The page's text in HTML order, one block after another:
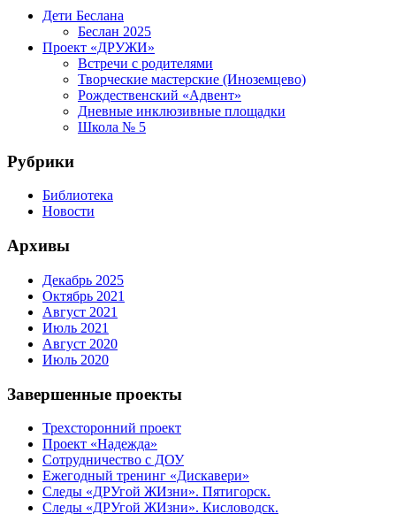
Дети Беслана
Беслан 2025
Проект «ДРУЖИ»
Встречи с родителями
Творческие мастерские (Иноземцево)
Рождественский «Адвент»
Дневные инклюзивные площадки
Школа № 5
Рубрики
Библиотека
Новости
Архивы
Декабрь 2025
Октябрь 2021
Август 2021
Июль 2021
Август 2020
Июль 2020
Завершенные проекты
Трехсторонний проект
Проект «Надежда»
Сотрудничество с ДОУ
Ежегодный тренинг «Дискавери»
Следы «ДРУгой ЖИзни». Пятигорск.
Следы «ДРУгой ЖИзни». Кисловодск.